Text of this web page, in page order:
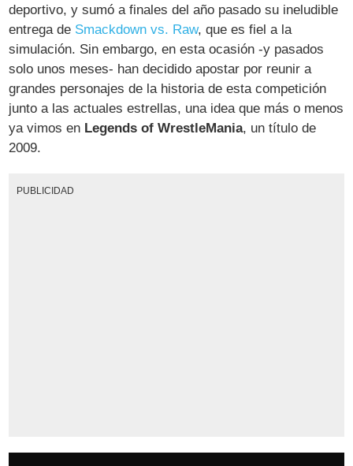
deportivo, y sumó a finales del año pasado su ineludible
entrega de Smackdown vs. Raw, que es fiel a la
simulación. Sin embargo, en esta ocasión -y pasados
solo unos meses- han decidido apostar por reunir a
grandes personajes de la historia de esta competición
junto a las actuales estrellas, una idea que más o menos
ya vimos en Legends of WrestleMania, un título de
2009.
PUBLICIDAD